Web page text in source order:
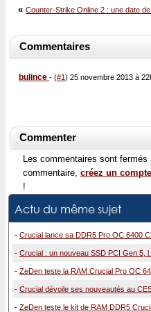
« Counter-Strike Online 2 : une date de
Commentaires
bulince - (#1) 25 novembre 2013 à
Commenter
Les commentaires sont
commentaire, créez un
!
Actu du même sujet
- Crucial lance sa DDR5 Pro OC 6400
- Crucial : un nouveau SSD PCI Gen 5, l...
- ZeDen teste la RAM Crucial Pro OC
- Crucial dévoile ses nouveautés au
- ZeDen teste le kit de RAM DDR5